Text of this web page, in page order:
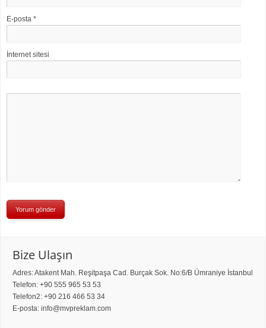
E-posta *
İnternet sitesi
Bize Ulaşın
Adres: Atakent Mah. Reşitpaşa Cad. Burçak Sok. No:6/B Ümraniye İstanbul
Telefon: +90 555 965 53 53
Telefon2: +90 216 466 53 34
E-posta: info@mvpreklam.com